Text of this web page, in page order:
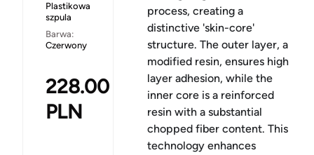
Plastikowa
szpula
Barwa:
Czerwony
228.00
PLN
process, creating a
distinctive 'skin-core'
structure. The outer layer, a
modified resin, ensures high
layer adhesion, while the
inner core is a reinforced
resin with a substantial
chopped fiber content. This
technology enhances